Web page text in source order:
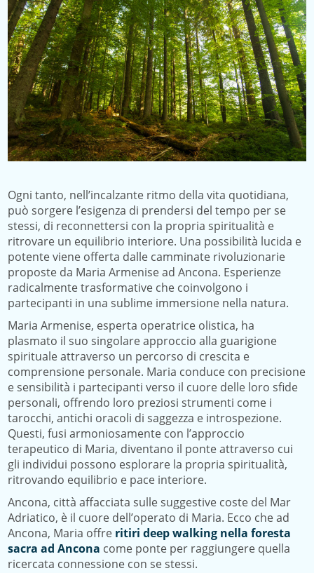
Ogni tanto, nell’incalzante ritmo della vita quotidiana,
può sorgere l’esigenza di prendersi del tempo per se
stessi, di reconnettersi con la propria spiritualità e
ritrovare un equilibrio interiore. Una possibilità lucida e
potente viene offerta dalle camminate rivoluzionarie
proposte da Maria Armenise ad Ancona. Esperienze
radicalmente trasformative che coinvolgono i
partecipanti in una sublime immersione nella natura.
Maria Armenise, esperta operatrice olistica, ha
plasmato il suo singolare approccio alla guarigione
spirituale attraverso un percorso di crescita e
comprensione personale. Maria conduce con precisione
e sensibilità i partecipanti verso il cuore delle loro sfide
personali, offrendo loro preziosi strumenti come i
tarocchi, antichi oracoli di saggezza e introspezione.
Questi, fusi armoniosamente con l’approccio
terapeutico di Maria, diventano il ponte attraverso cui
gli individui possono esplorare la propria spiritualità,
ritrovando equilibrio e pace interiore.
Ancona, città affacciata sulle suggestive coste del Mar
Adriatico, è il cuore dell’operato di Maria. Ecco che ad
Ancona, Maria offre ritiri deep walking nella foresta
sacra ad Ancona come ponte per raggiungere quella
ricercata connessione con se stessi.